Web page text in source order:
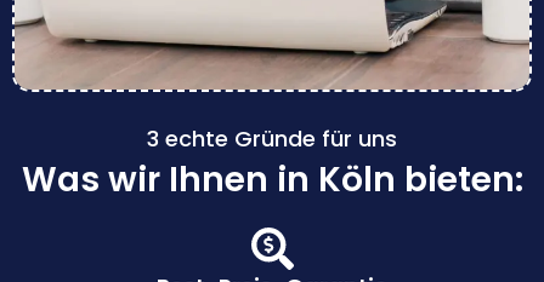
3 echte Gründe für uns
Was wir Ihnen in Köln bieten: